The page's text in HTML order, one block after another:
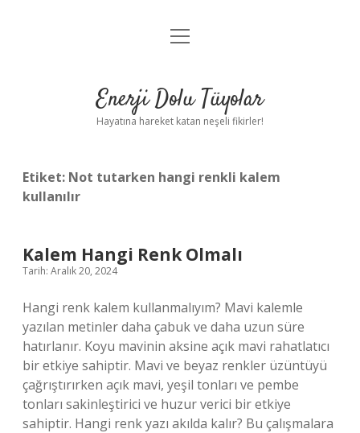
Anasayfa
Yasal Uyarı
menüyü
Enerji Dolu Tüyolar
Hayatına hareket katan neşeli fikirler!
Etiket: Not tutarken hangi renkli kalem
kullanılır
Kalem Hangi Renk Olmalı
Tarih: Aralık 20, 2024
Hangi renk kalem kullanmalıyım? Mavi kalemle
yazılan metinler daha çabuk ve daha uzun süre
hatırlanır. Koyu mavinin aksine açık mavi rahatlatıcı
bir etkiye sahiptir. Mavi ve beyaz renkler üzüntüyü
çağrıştırırken açık mavi, yeşil tonları ve pembe
tonları sakinleştirici ve huzur verici bir etkiye
sahiptir. Hangi renk yazı akılda kalır? Bu çalışmalara